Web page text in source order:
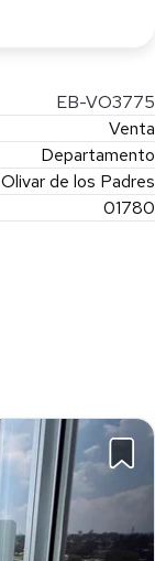
EB-VO3775
Venta
Departamento
Olivar de los Padres
01780